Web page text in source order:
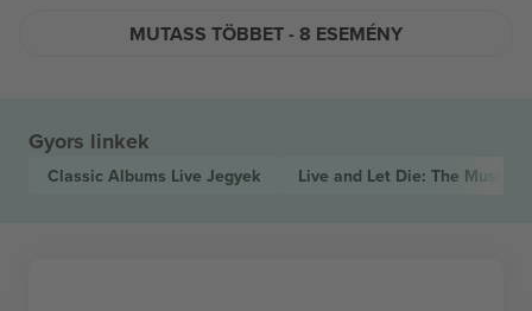
MUTASS TÖBBET - 8 ESEMÉNY
Gyors linkek
Classic Albums Live Jegyek Live and Let Die: The Music